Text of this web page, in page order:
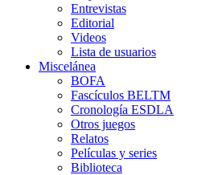
Entrevistas
Editorial
Videos
Lista de usuarios
Miscelánea
BOFA
Fascículos BELTM
Cronología ESDLA
Otros juegos
Relatos
Películas y series
Biblioteca